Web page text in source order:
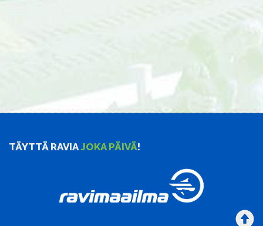
TÄYTTÄ RAVIAJOKA PÄIVÄ!